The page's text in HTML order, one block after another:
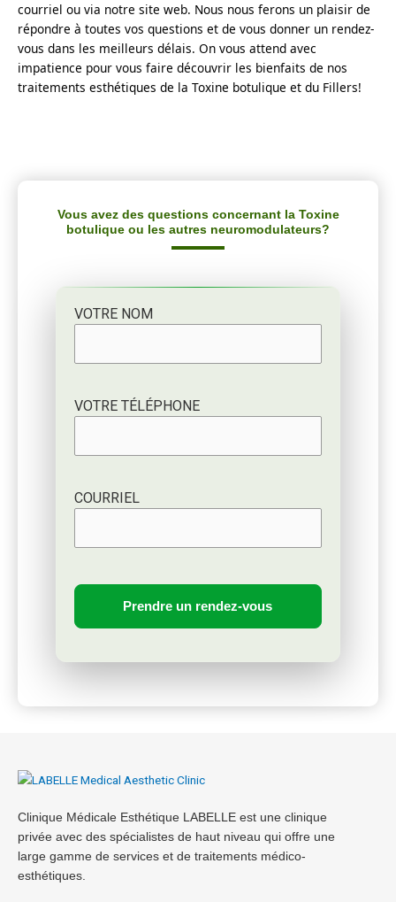
courriel ou via notre site web. Nous nous ferons un plaisir de
répondre à toutes vos questions et de vous donner un rendez-
vous dans les meilleurs délais. On vous attend avec
impatience pour vous faire découvrir les bienfaits de nos
traitements esthétiques de la Toxine botulique et du Fillers!
Vous avez des questions concernant la Toxine
botulique ou les autres neuromodulateurs?
VOTRE NOM
VOTRE TÉLÉPHONE
COURRIEL
Clinique Médicale Esthétique LABELLE est une clinique
privée avec des spécialistes de haut niveau qui offre une
large gamme de services et de traitements médico-
esthétiques.